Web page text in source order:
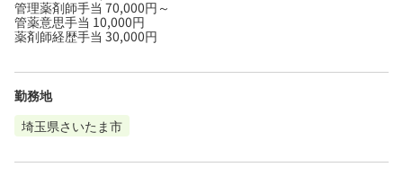
管理薬剤師手当 70,000円～
管薬意思手当 10,000円
薬剤師経歴手当 30,000円
勤務地
埼玉県さいたま市